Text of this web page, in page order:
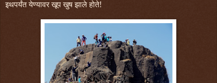
इथपर्यंत येण्यावर खूप खुष झाले होते!